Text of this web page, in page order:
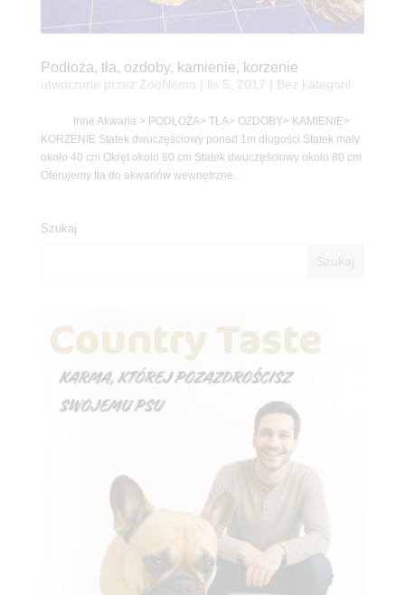
Podłoża, tła, ozdoby, kamienie, korzenie
utworzone przez ZooNemo lis 5, 2017 | Bez kategorii
Inne Akwaria > PODŁOŻA> TŁA> OZDOBY> KAMIENIE>
KORZENIE Statek dwuczęściowy ponad 1m długości Statek mały
około 40 cm Okręt około 80 cm Statek dwuczęściowy około 80 cm
Oferujemy tła do akwariów wewnętrzne...
Szukaj